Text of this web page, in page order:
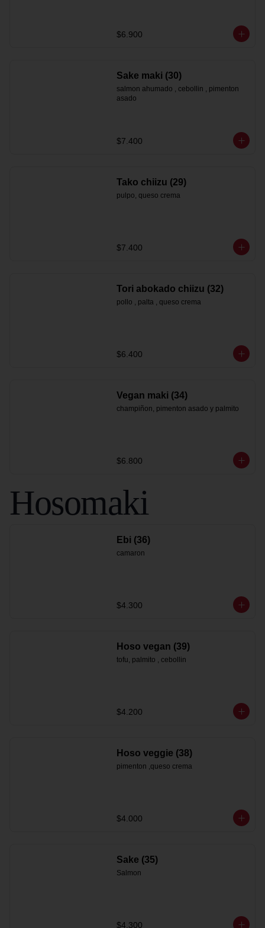
$6.900
Sake maki (30)
salmon ahumado , cebollin , pimenton
asado
$7.400
Tako chiizu (29)
pulpo, queso crema
$7.400
Tori abokado chiizu (32)
pollo , palta , queso crema
$6.400
Vegan maki (34)
champiñon, pimenton asado y palmito
$6.800
Hosomaki
Ebi (36)
camaron
$4.300
Hoso vegan (39)
tofu, palmito , cebollin
$4.200
Hoso veggie (38)
pimenton ,queso crema
$4.000
Sake (35)
Salmon
$4.300